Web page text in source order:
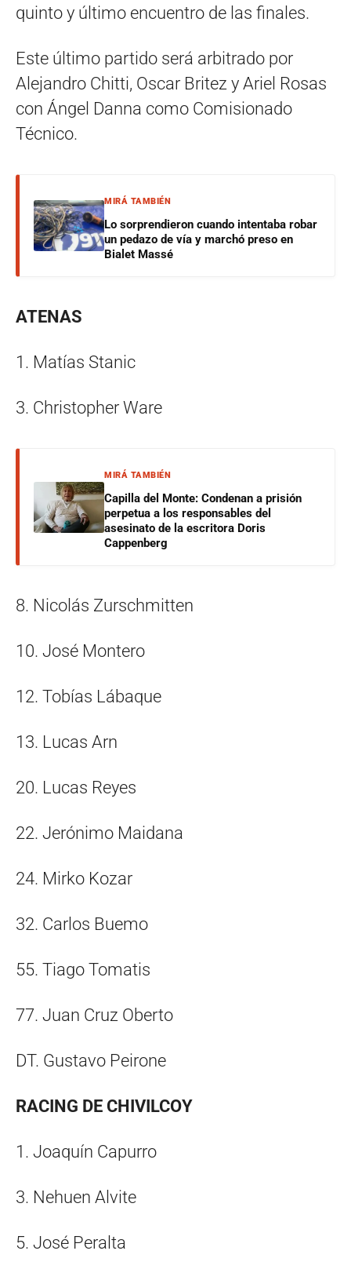
quinto y último encuentro de las finales.
Este último partido será arbitrado por
Alejandro Chitti, Oscar Britez y Ariel Rosas
con Ángel Danna como Comisionado
Técnico.
MIRÁ TAMBIÉN
Lo sorprendieron cuando intentaba robar
un pedazo de vía y marchó preso en
Bialet Massé
ATENAS
1. Matías Stanic
3. Christopher Ware
MIRÁ TAMBIÉN
Capilla del Monte: Condenan a prisión
perpetua a los responsables del
asesinato de la escritora Doris
Cappenberg
8. Nicolás Zurschmitten
10. José Montero
12. Tobías Lábaque
13. Lucas Arn
20. Lucas Reyes
22. Jerónimo Maidana
24. Mirko Kozar
32. Carlos Buemo
55. Tiago Tomatis
77. Juan Cruz Oberto
DT. Gustavo Peirone
RACING DE CHIVILCOY
1. Joaquín Capurro
3. Nehuen Alvite
5. José Peralta